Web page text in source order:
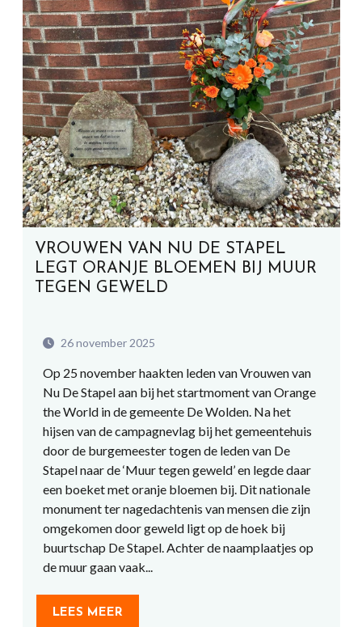
VROUWEN VAN NU DE STAPEL
LEGT ORANJE BLOEMEN BIJ MUUR
TEGEN GEWELD
26 november 2025
Op 25 november haakten leden van Vrouwen van
Nu De Stapel aan bij het startmoment van Orange
the World in de gemeente De Wolden. Na het
hijsen van de campagnevlag bij het gemeentehuis
door de burgemeester togen de leden van De
Stapel naar de ‘Muur tegen geweld’ en legde daar
een boeket met oranje bloemen bij. Dit nationale
monument ter nagedachtenis van mensen die zijn
omgekomen door geweld ligt op de hoek bij
buurtschap De Stapel. Achter de naamplaatjes op
de muur gaan vaak...
LEES MEER